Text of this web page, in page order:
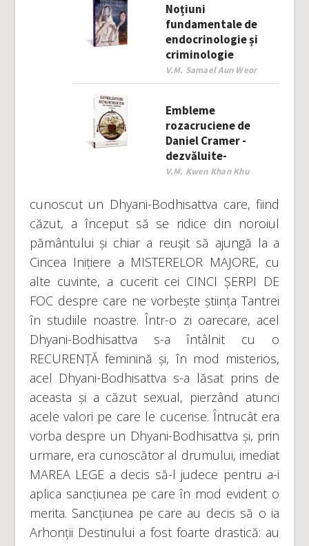
Noțiuni
fundamentale de
endocrinologie și
criminologie
V.M. Samael Aun Weor
Embleme
rozacruciene de
Daniel Cramer -
dezvăluite-
V.M. Kwen Khan Khu
cunoscut un Dhyani-Bodhisattva care, fiind
căzut, a început să se ridice din noroiul
pământului și chiar a reușit să ajungă la a
Cincea Inițiere a MISTERELOR MAJORE, cu
alte cuvinte, a cucerit cei CINCI ȘERPI DE
FOC despre care ne vorbește știința Tantrei
în studiile noastre. Într-o zi oarecare, acel
Dhyani-Bodhisattva s-a întâlnit cu o
RECURENȚĂ feminină și, în mod misterios,
acel Dhyani-Bodhisattva s-a lăsat prins de
aceasta și a căzut sexual, pierzând atunci
acele valori pe care le cucerise. Întrucât era
vorba despre un Dhyani-Bodhisattva și, prin
urmare, era cunoscător al drumului, imediat
MAREA LEGE a decis să-l judece pentru a-i
aplica sancțiunea pe care în mod evident o
merita. Sancțiunea pe care au decis să o ia
Arhonții Destinului a fost foarte drastică: au